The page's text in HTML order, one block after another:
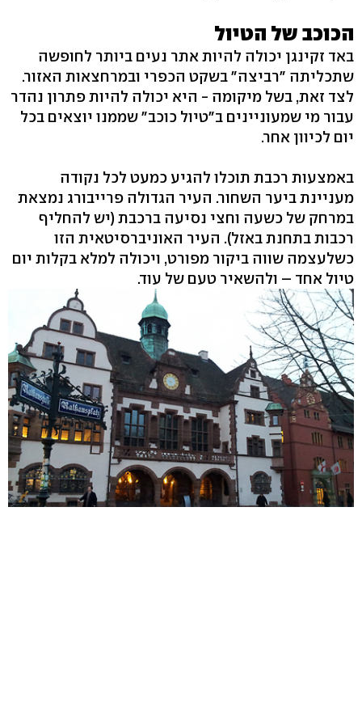
הכוכב של הטיול
באד זקינגן יכולה להיות אתר נעים ביותר לחופשה
שתכליתה "רביצה" בשקט הכפרי ובמרחצאות האזור.
לצד זאת, בשל מיקומה - היא יכולה להיות פתרון נהדר
עבור מי שמעוניינים ב"טיול כוכב" שממנו יוצאים בכל
יום לכיוון אחר.
באמצעות רכבת תוכלו להגיע כמעט לכל נקודה
מעניינת ביער השחור. העיר הגדולה פרייבורג נמצאת
במרחק של כשעה וחצי נסיעה ברכבת (יש להחליף
רכבות בתחנת באזל). העיר האוניברסיטאית הזו
כשלעצמה שווה ביקור מפורט, ויכולה למלא בקלות יום
טיול אחד – ולהשאיר טעם של עוד.